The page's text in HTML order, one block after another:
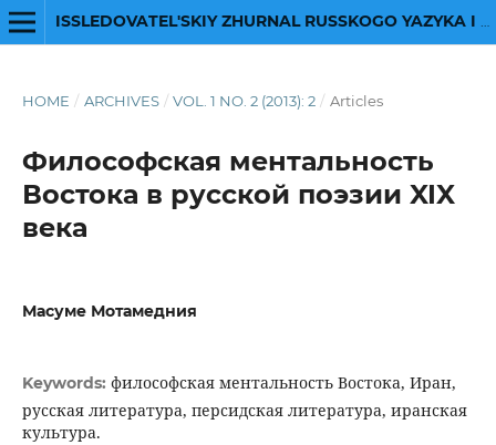
HOME / ARCHIVES / VOL. 1 NO. 2 (2013): 2 / Articles
Философская ментальность
Востока в русской поэзии XIX
века
Масуме Мотамедния
Keywords: философская ментальность Востока, Иран,
русская литература, персидская литература, иранская
культура.